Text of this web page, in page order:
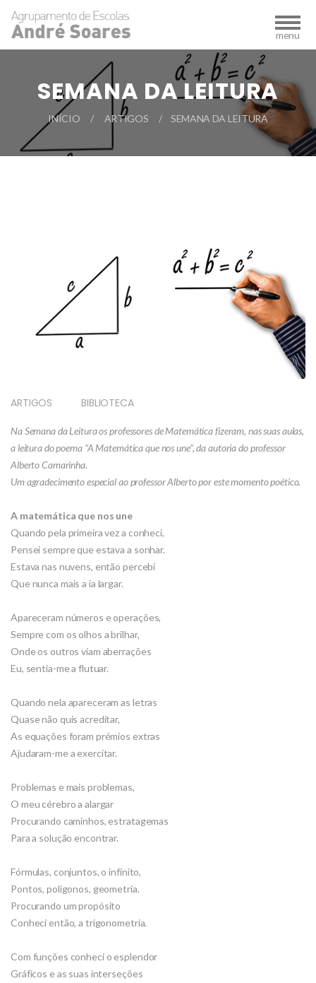
SEMANA DA LEITURA
INÍCIO ARTIGOS SEMANA DA LEITURA
ARTIGOS BIBLIOTECA
Na Semana da Leitura os professores de Matemática fizeram, nas suas aulas,
a leitura do poema “A Matemática que nos une”, da autoria do professor
Alberto Camarinha.
Um agradecimento especial ao professor Alberto por este momento poético.
A matemática que nos une
Quando pela primeira vez a conheci,
Pensei sempre que estava a sonhar.
Estava nas nuvens, então percebi
Que nunca mais a ia largar.
Apareceram números e operações,
Sempre com os olhos a brilhar,
Onde os outros viam aberrações
Eu, sentia-me a flutuar.
Quando nela apareceram as letras
Quase não quis acreditar,
As equações foram prémios extras
Ajudaram-me a exercitar.
Problemas e mais problemas,
O meu cérebro a alargar
Procurando caminhos, estratagemas
Para a solução encontrar.
Fórmulas, conjuntos, o infinito,
Pontos, polígonos, geometria.
Procurando um propósito
Conheci então, a trigonometria.
Com funções conheci o esplendor
Gráficos e as suas interseções